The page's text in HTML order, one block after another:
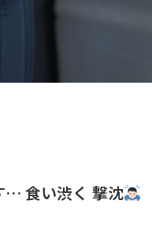
食い渋く 撃沈